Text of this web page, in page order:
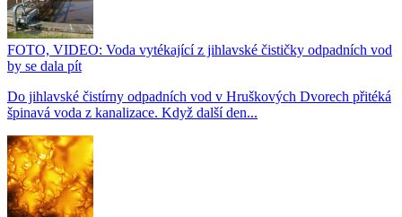
FOTO, VIDEO: Voda vytékající z jihlavské čističky odpadních vod
by se dala pít
Do jihlavské čistírny odpadních vod v Hruškových Dvorech přitéká
špinavá voda z kanalizace. Když další den...